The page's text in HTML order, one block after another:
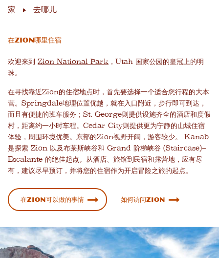
家 去哪儿
在Zion哪里住宿
欢迎来到 Zion National Park ，Utah 国家公园的皇冠上的明
珠。
在寻找靠近Zion的住宿地点时，首先要选择一个适合您行程的大本
营。Springdale地理位置优越，就在入口附近，步行即可到达，
而且有便捷的班车服务；St. George则提供设施齐全的酒店和度假
村，距离约一小时车程。Cedar City则提供更为宁静的山城住宿
体验，周围环境优美。东部的Zion视野开阔，游客较少。 Kanab
是探索 Zion 以及布莱斯峡谷和 Grand 阶梯峡谷 (Staircase)–
Escalante 的绝佳起点。从酒店、旅馆到民宿和露营地，应有尽
有，建议尽早预订，并将您的住宿作为开启冒险之旅的起点。
在Zion可以做的事情 如何访问Zion